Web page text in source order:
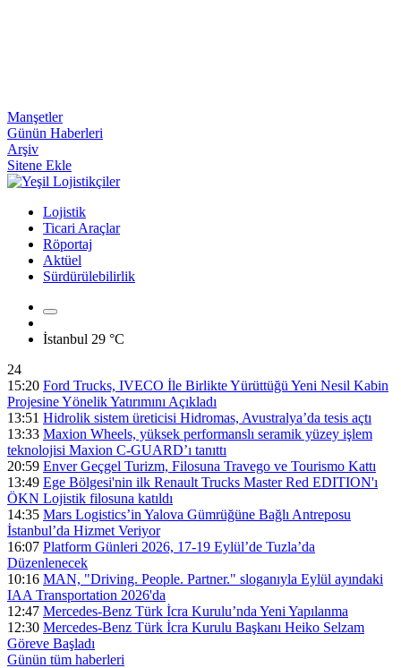
Manşetler
Günün Haberleri
Arşiv
Sitene Ekle
Lojistik
Ticari Araçlar
Röportaj
Aktüel
Sürdürülebilirlik
İstanbul 29 °C
24
15:20 Ford Trucks, IVECO İle Birlikte Yürüttüğü Yeni Nesil Kabin
Projesine Yönelik Yatırımını Açıkladı
13:51 Hidrolik sistem üreticisi Hidromas, Avustralya’da tesis açtı
13:33 Maxion Wheels, yüksek performanslı seramik yüzey işlem
teknolojisi Maxion C-GUARD’ı tanıttı
20:59 Enver Geçgel Turizm, Filosuna Travego ve Tourismo Kattı
13:49 Ege Bölgesi'nin ilk Renault Trucks Master Red EDITION'ı
ÖKN Lojistik filosuna katıldı
14:35 Mars Logistics’in Yalova Gümrüğüne Bağlı Antreposu
İstanbul’da Hizmet Veriyor
16:07 Platform Günleri 2026, 17-19 Eylül’de Tuzla’da
Düzenlenecek
10:16 MAN, "Driving. People. Partner." sloganıyla Eylül ayındaki
IAA Transportation 2026'da
12:47 Mercedes-Benz Türk İcra Kurulu’nda Yeni Yapılanma
12:30 Mercedes-Benz Türk İcra Kurulu Başkanı Heiko Selzam
Göreve Başladı
Günün tüm haberleri